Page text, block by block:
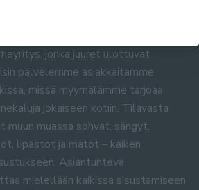
jonka juuret ulottuvat
palvelemme asiakkaitamme
missä myymälämme tarjoaa
jokaiseen kotiin. Tilavasta
muassa sohvat, sängyt,
lipastot ja matot – kaiken
Asiantunteva
mielellään kaikissa sisustamiseen